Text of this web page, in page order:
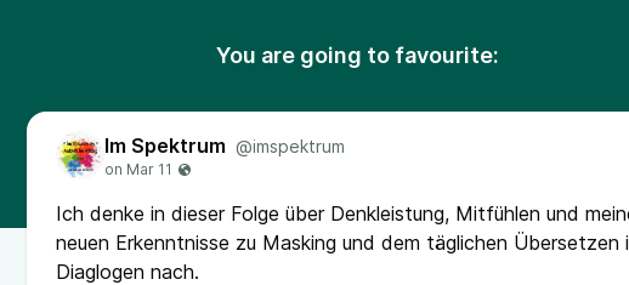
You are going to favourite:
Im Spektrum @imspektrum
Ich denke in dieser Folge über Denkleistung, Mitfühlen und
neuen Erkenntnisse zu Masking und dem täglichen Übersetzen
Diaglogen nach.